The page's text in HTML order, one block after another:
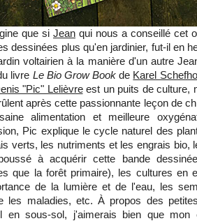
que si Jean qui nous a conseillé cet
dessinées plus qu'en jardinier, fut-il en
voltairien à la manière d'un autre
livre Le Bio Grow Book de Karel
"Pic" Lelièvreest un puits de culture,
après cette passionnante leçon de
alimentation et meilleure
Pic explique le cycle naturel des
verts, les nutriments et les engrais bio,
à acquérir cette bande
que la forêt primaire), les cultures en
de la lumière et de l'eau, les
les maladies, etc. À propos des
en sous-sol, j'aimerais bien que mon